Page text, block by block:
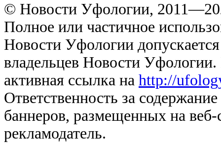
© Новости Уфологии,
Полное или частичное
Новости Уфологии
владельцев Новости
активная ссылка на http://
Ответственность за
баннеров, размещенных на
рекламодатель.